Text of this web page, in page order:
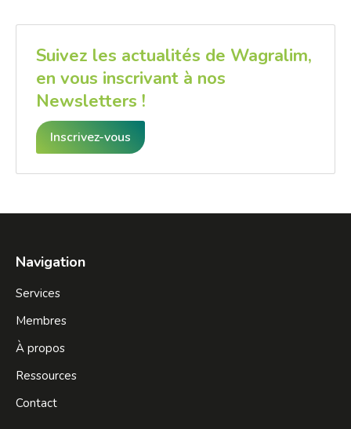
Suivez les actualités de Wagralim,
en vous inscrivant à nos
Newsletters !
Inscrivez-vous
Navigation
Services
Membres
À propos
Ressources
Contact